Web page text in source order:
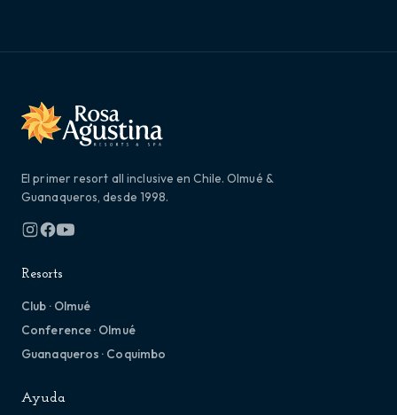
El primer resort all inclusive en Chile. Olmué &
Guanaqueros, desde 1998.
Resorts
Club · Olmué
Conference · Olmué
Guanaqueros · Coquimbo
Ayuda